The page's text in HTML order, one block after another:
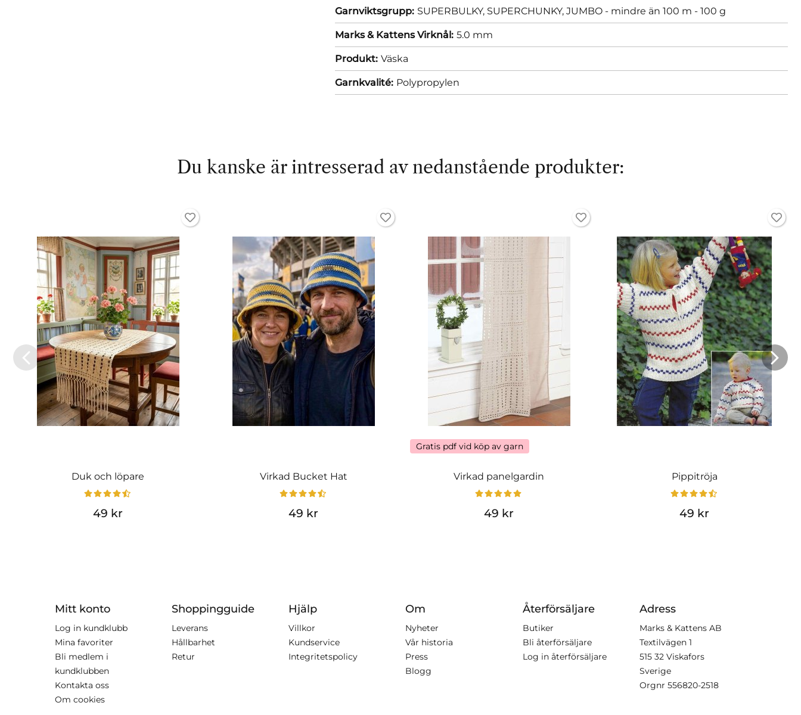
Garnviktsgrupp: SUPERBULKY, SUPERCHUNKY, JUMBO - mindre än 100 m - 100 g
Marks & Kattens Virknål: 5.0 mm
Produkt: Väska
Garnkvalité: Polypropylen
Du kanske är intresserad av nedanstående produkter:
Duk och löpare
49 kr
Virkad Bucket Hat
49 kr
Gratis pdf vid köp av garn
Virkad panelgardin
49 kr
Pippitröja
49 kr
Mitt konto
Log in kundklubb
Mina favoriter
Bli medlem i
kundklubben
Kontakta oss
Om cookies
Shoppingguide
Leverans
Hållbarhet
Retur
Hjälp
Villkor
Kundservice
Integritetspolicy
Om
Nyheter
Vår historia
Press
Blogg
Återförsäljare
Butiker
Bli återförsäljare
Log in återförsäljare
Adress
Marks & Kattens AB
Textilvägen 1
515 32 Viskafors
Sverige
Orgnr 556820-2518